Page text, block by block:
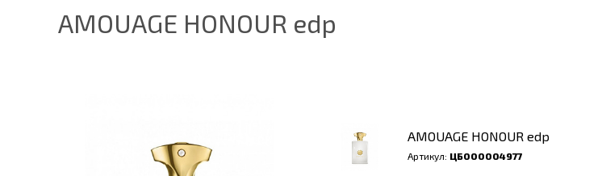
AMOUAGE HONOUR edp
AMOUAGE HONOUR edp
Артикул: ЦБ000004977